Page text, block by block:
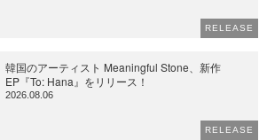
RELEASE
韓国のアーティスト Meaningful Stone、新作
EP『To: Hana』をリリース！
2026.08.06
RELEASE